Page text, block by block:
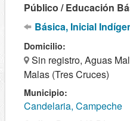
Público / Educación
Básica, Inicial
Domicilio:
Sin registro, Aguas
Malas (Tres Cruces)
Municipio:
Candelaria, Campeche